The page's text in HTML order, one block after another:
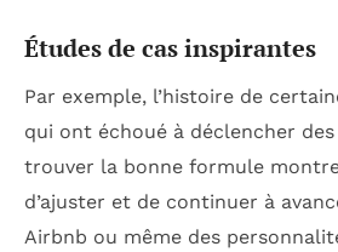
Études de cas inspirantes
Par exemple, l’histoire de
qui ont échoué à déclencher
trouver la bonne formule
d’ajuster et de continuer à
Airbnb ou même des